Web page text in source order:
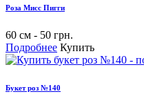
Роза Мисс Пигги
60 см - 50 грн.
Подробнее Купить
Букет роз №140